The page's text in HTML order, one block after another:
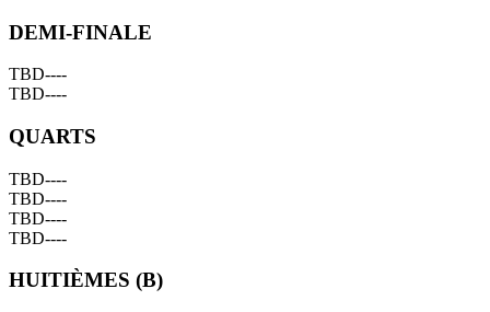
DEMI-FINALE
TBD----
TBD----
QUARTS
TBD----
TBD----
TBD----
TBD----
HUITIÈMES (B)